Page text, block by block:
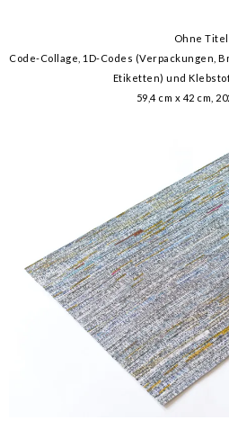
Ohne Titel
Code-Collage, 1D-Codes (Verpackungen,
Etiketten) und
59,4 cm x 42 cm,